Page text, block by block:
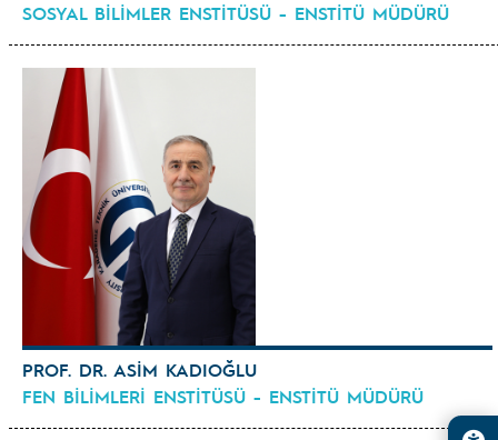
SOSYAL BİLİMLER ENSTİTÜSÜ - ENSTİTÜ MÜDÜRÜ
PROF. DR. ASİM KADIOĞLU
FEN BİLİMLERİ ENSTİTÜSÜ - ENSTİTÜ MÜDÜRÜ